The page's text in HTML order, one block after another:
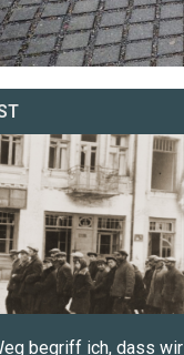
begriff ich, dass wir